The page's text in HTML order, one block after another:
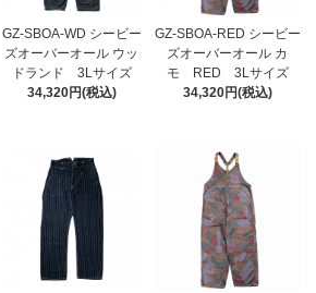
GZ-SBOA-WD シービー
ズオーバーオール ウッ
ドランド 3Lサイズ
34,320円(税込)
GZ-SBOA-RED シービー
ズオーバーオール カ
モ RED 3Lサイズ
34,320円(税込)